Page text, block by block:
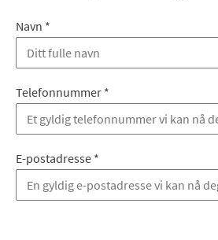
Navn *
Telefonnummer *
E-postadresse *